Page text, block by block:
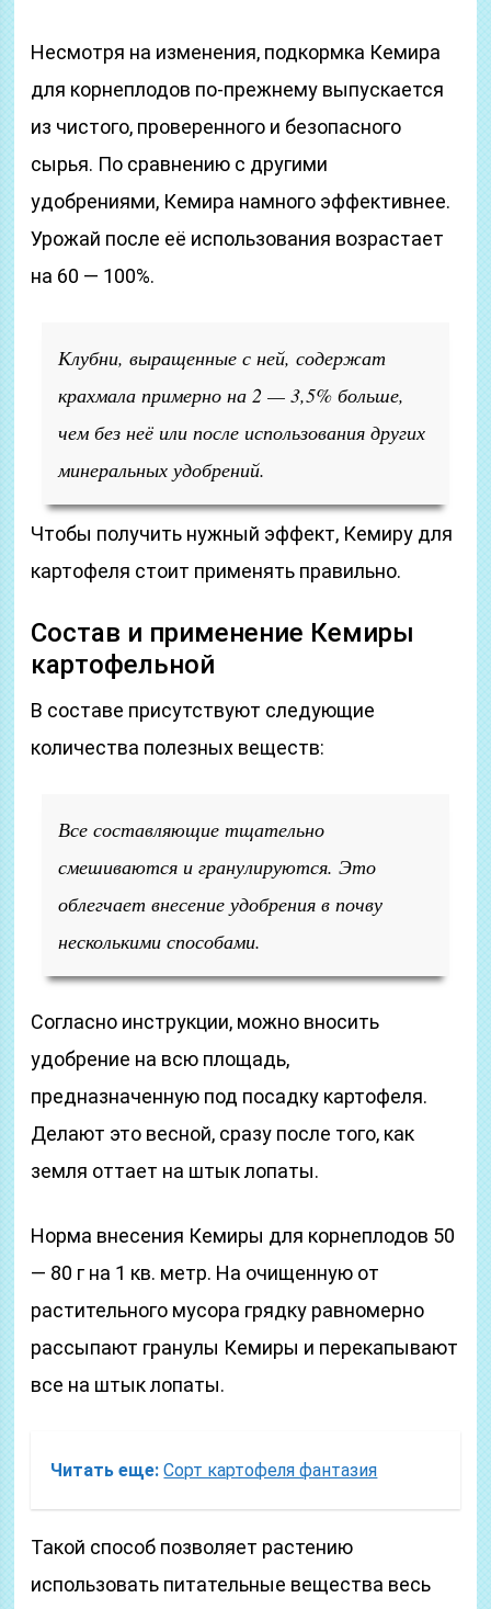
Несмотря на изменения, подкормка Кемира
для корнеплодов по-прежнему выпускается
из чистого, проверенного и безопасного
сырья. По сравнению с другими
удобрениями, Кемира намного эффективнее.
Урожай после её использования возрастает
на 60 — 100%.
Клубни, выращенные с ней, содержат
крахмала примерно на 2 — 3,5% больше,
чем без неё или после использования других
минеральных удобрений.
Чтобы получить нужный эффект, Кемиру для
картофеля стоит применять правильно.
Состав и применение Кемиры
картофельной
В составе присутствуют следующие
количества полезных веществ:
Все составляющие тщательно
смешиваются и гранулируются. Это
облегчает внесение удобрения в почву
несколькими способами.
Согласно инструкции, можно вносить
удобрение на всю площадь,
предназначенную под посадку картофеля.
Делают это весной, сразу после того, как
земля оттает на штык лопаты.
Норма внесения Кемиры для корнеплодов 50
— 80 г на 1 кв. метр. На очищенную от
растительного мусора грядку равномерно
рассыпают гранулы Кемиры и перекапывают
все на штык лопаты.
Читать еще: Сорт картофеля фантазия
Такой способ позволяет растению
использовать питательные вещества весь